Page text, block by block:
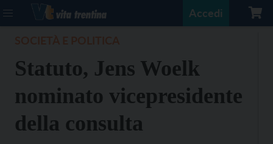
Accedi
Statuto, Jens Woelk
nominato vicepresidente
della consulta